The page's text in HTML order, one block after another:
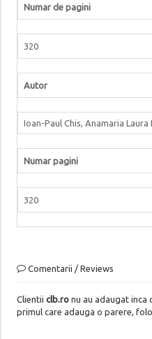
Numar de pagini
320
Autor
Ioan-Paul Chis, Anamaria Laura
Numar pagini
320
Comentarii / Reviews
Clientii clb.ronu au adaugat inca
primul care adauga o parere,